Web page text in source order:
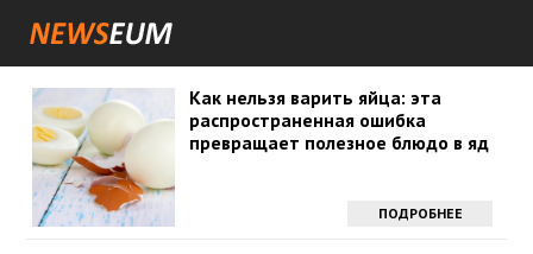
Как нельзя варить яйца: эта
распространенная ошибка
превращает полезное блюдо в яд
ПОДРОБНЕЕ